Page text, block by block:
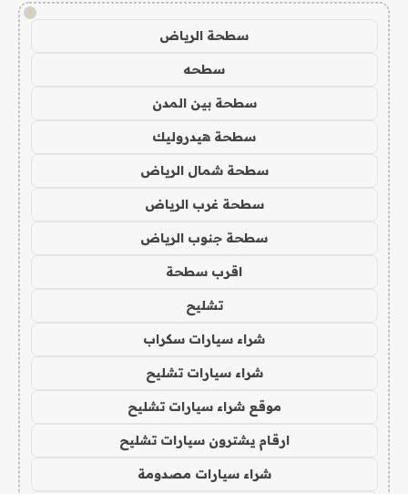
!
سطحة الرياض
سطحه
سطحة بين المدن
سطحة هيدروليك
سطحة شمال الرياض
سطحة غرب الرياض
سطحة جنوب الرياض
اقرب سطحة
تشليح
شراء سيارات سكراب
شراء سيارات تشليح
موقع شراء سيارات تشليح
ارقام يشترون سيارات تشليح
شراء سيارات مصدومة